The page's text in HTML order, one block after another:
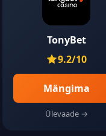
TonyBet
9.2/10
Mängima
Ülevaade →